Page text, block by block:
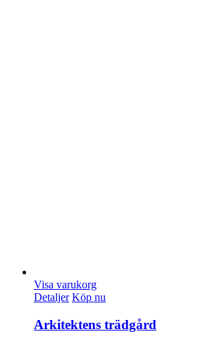
Visa varukorg
Detaljer Köp nu
Arkitektens trädgård